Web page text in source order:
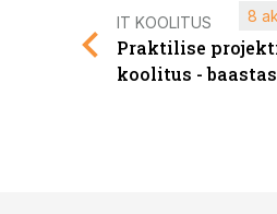
IT KOOLITUS
Praktilise
koolitus -
8